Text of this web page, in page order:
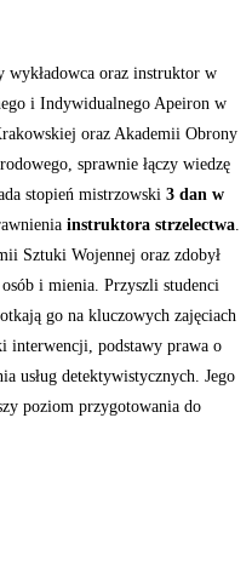
wykładowca oraz instruktor w
i Indywidualnego Apeiron w
oraz Akademii Obrony
sprawnie łączy wiedzę
stopień mistrzowski 3 dan w
instruktora strzelectwa.
Sztuki Wojennej oraz zdobył
i mienia. Przyszli studenci
go na kluczowych zajęciach
interwencji, podstawy prawa o
usług detektywistycznych. Jego
poziom przygotowania do